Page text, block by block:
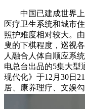
中国已建成世界上
医疗卫生系统和城市
照护难度相对较大。
叟的下棋程度，巡视
人融合人体自顺应系
电总台出品的5集大型
现代化》于12月30日
居、康养理疗、文娱